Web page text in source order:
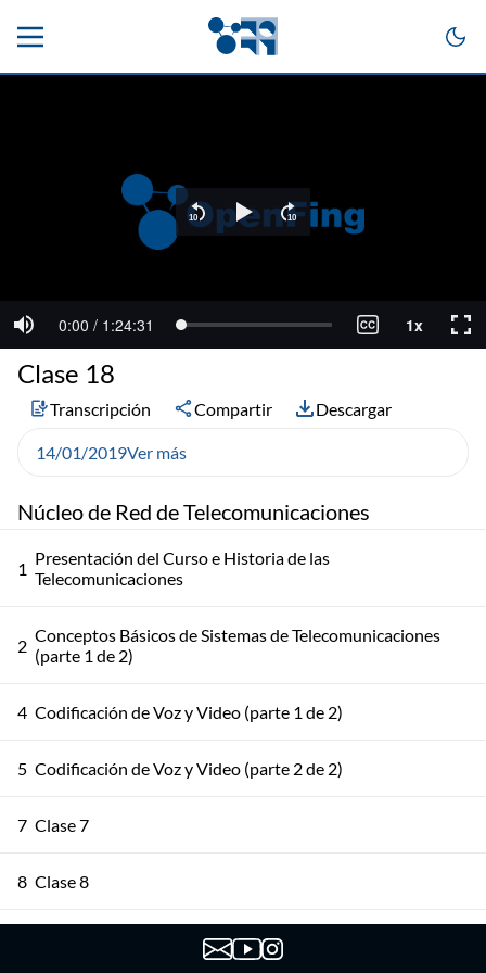
Núcleo de Red de Telecomunicaciones
1 Presentación del Curso e Historia de las
Telecomunicaciones
2 Conceptos Básicos de Sistemas de Telecomunicaciones
(parte 1 de 2)
4 Codificación de Voz y Video (parte 1 de 2)
5 Codificación de Voz y Video (parte 2 de 2)
7 Clase 7
8 Clase 8
Clase 18
Transcripción Compartir Descargar
14/01/2019Ver más